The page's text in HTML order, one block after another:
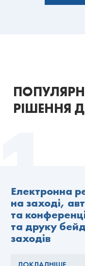
РІШЕННЯ
Електронна
на заході,
та
та друку
заходів